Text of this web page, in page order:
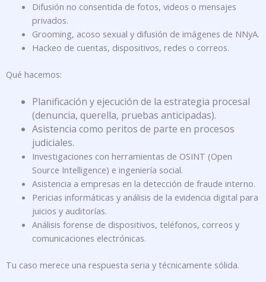
Difusión no consentida de fotos, videos o mensajes
privados.
Grooming, acoso sexual y difusión de imágenes de NNyA.
Hackeo de cuentas, dispositivos, redes o correos.
Qué hacemos:
Planificación y ejecución de la estrategia procesal
(denuncia, querella, pruebas anticipadas).
Asistencia como peritos de parte en procesos
judiciales.
Investigaciones con herramientas de OSINT (Open
Source Intelligence) e ingeniería social.
Asistencia a empresas en la detección de fraude interno.
Pericias informáticas y análisis de la evidencia digital para
juicios y auditorías.
Análisis forense de dispositivos, teléfonos, correos y
comunicaciones electrónicas.
Tu caso merece una respuesta seria y técnicamente sólida.